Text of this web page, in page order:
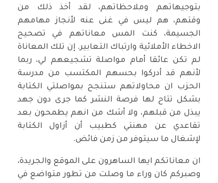
بتوجيهاتهم وملاحظاتهم، لقد أخذ ذلك من
وقتهم، هم ليس في غنى عنه ﻷنجاز مهامهم
الجسيمة، كنت المس معاناتهم في تصحيح
الاخطاء اﻷملائية وارتباك التعابير. إن تلك المعاناة
لم تكن عائقا أمام مواصلة تشجيعهم لي، ربما
ﻷنهم قد أدركوا بحسهم المكتسب من مدرسة
الحزب ان محاولاتهم ستنجح بمواصلتي الكتابة
بشكل تتاح لها فرصة النشر كما جرى دون جهد
يبذل من قبلهم، ولا أشك من انهم يطمحون بعد
تقاعدي عن مهنتي كطبيب أن أزاول الكتابة
لإشغال ما سيتوفر من زمن فائض.
ان معاناتكم ايها الساهرون على الموقع والجريدة،
وصبركم كان وراء ما وصلت من تطور متواضع في